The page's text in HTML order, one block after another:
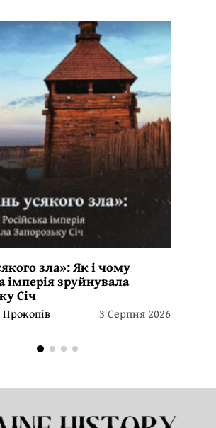
зла»: Як і чому
імперія зруйнувала
Січ
3 Серпня 2026